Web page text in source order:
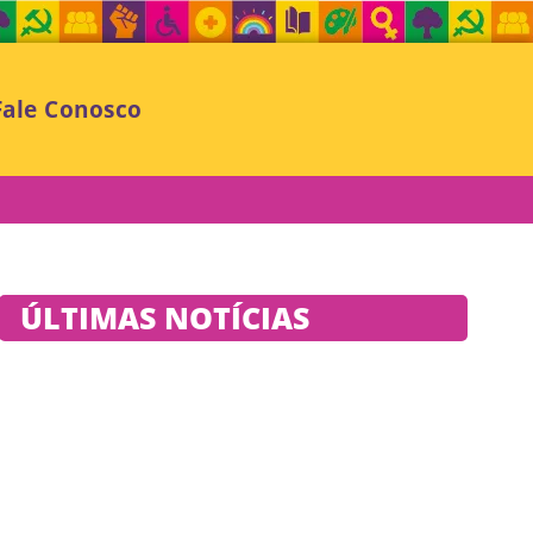
Conosco
ÚLTIMAS NOTÍCIAS